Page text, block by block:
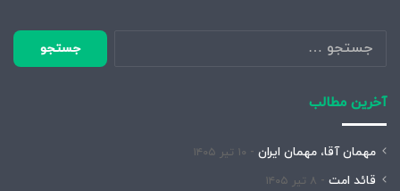
جستجو
برای:
آخرین مطالب
مهمان آقا، مهمان ایران ۱۰ تیر ۱۴۰۵
قائد امت ۸ تیر ۱۴۰۵